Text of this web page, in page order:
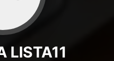
LISTA11